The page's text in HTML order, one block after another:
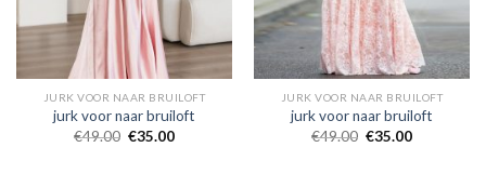
JURK VOOR NAAR BRUILOFT
jurk voor naar bruiloft
€49.00 €35.00
JURK VOOR NAAR BRUILOFT
jurk voor naar bruiloft
€49.00 €35.00